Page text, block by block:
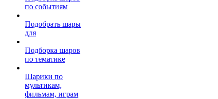
по событиям
Подобрать шары
для
Подборка шаров
по тематике
Шарики по
мультикам,
фильмам, играм